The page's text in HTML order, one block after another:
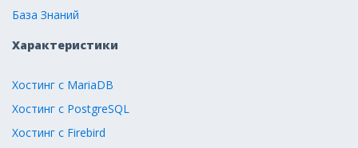
База Знаний
Характеристики
Хостинг с MariaDB
Хостинг с PostgreSQL
Хостинг с Firebird